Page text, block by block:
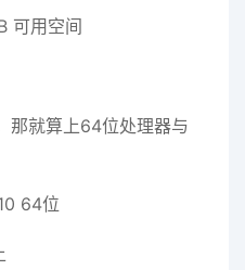
可用空间
那就算上64位处理器与
64位